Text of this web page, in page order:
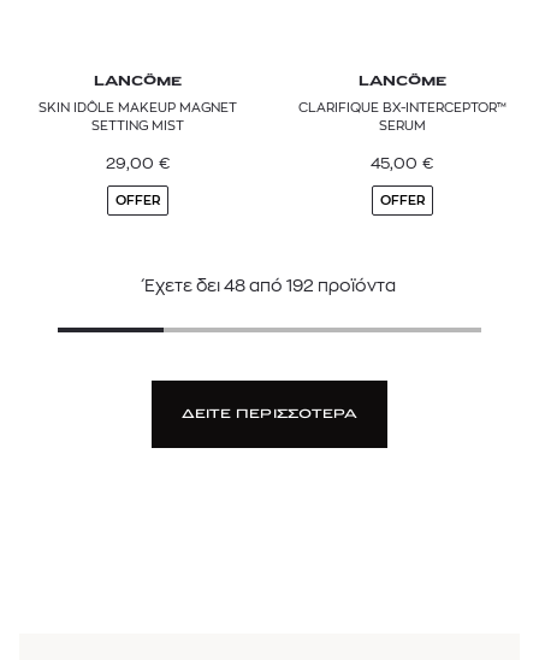
LANCÔME
SKIN IDÔLE MAKEUP MAGNET
SETTING MIST
29,00 €
OFFER
LANCÔME
CLARIFIQUE BX-INTERCEPTOR™
SERUM
45,00 €
OFFER
Έχετε δει 48από 192 προϊόντα
ΔΕΙΤΕ ΠΕΡΙΣΣΟΤΕΡΑ